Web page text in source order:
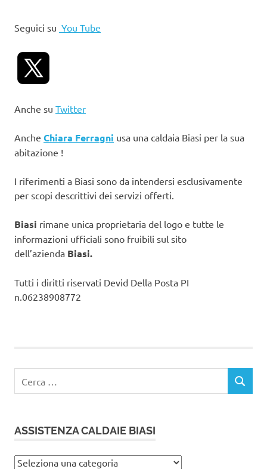
Seguici su You Tube
Anche su Twitter
Anche Chiara Ferragni usa una caldaia Biasi per la sua
abitazione !
I riferimenti a Biasi sono da intendersi esclusivamente
per scopi descrittivi dei servizi offerti.
Biasi rimane unica proprietaria del logo e tutte le
informazioni ufficiali sono fruibili sul sito
dell’azienda Biasi.
Tutti i diritti riservati Devid Della Posta PI
n.06238908772
per:
CERCA
ASSISTENZA CALDAIE BIASI
Assistenza